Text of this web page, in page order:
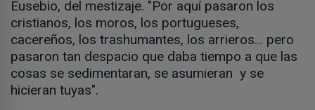
Eusebio, del mestizaje. "Por aquí pasaron los
cristianos, los moros, los portugueses,
cacereños, los trashumantes, los arrieros… pero
pasaron tan despacio que daba tiempo a que las
cosas se sedimentaran, se asumieran y se
hicieran tuyas".